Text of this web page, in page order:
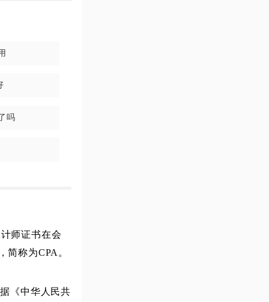
吗
师证书在会
简称为CPA。
《中华人民共